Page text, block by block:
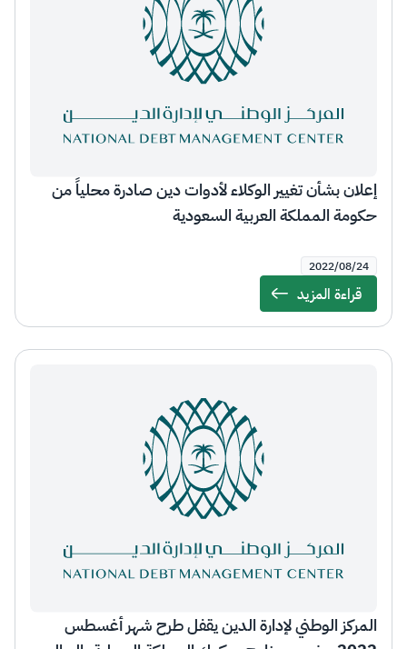
إعلان بشأن تغيير الوكلاء لأدوات دين صادرة محلياً من
حكومة المملكة العربية السعودية
2022/08/24
قراءة المزيد
Details
المركز الوطني لإدارة الدين يقفل طرح شهر أغسطس